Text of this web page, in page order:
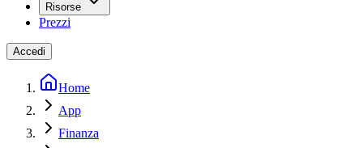
Risorse
Prezzi
Accedi
Home
App
Finanza